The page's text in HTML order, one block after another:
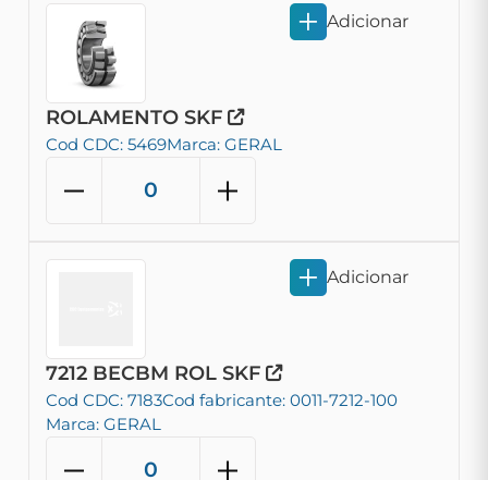
ROLAMENTO SKF
Cod CDC: 5469Marca: GERAL
Adicionar
7212 BECBM ROL SKF
Cod CDC: 7183Cod fabricante: 0011-7212-100
Marca: GERAL
Adicionar